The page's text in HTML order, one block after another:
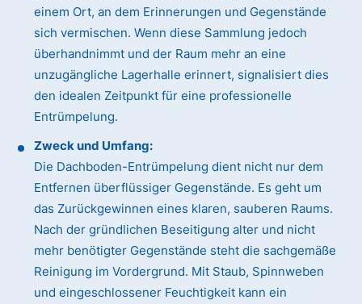
einem Ort, an dem Erinnerungen und Gegenstände
sich vermischen. Wenn diese Sammlung jedoch
überhandnimmt und der Raum mehr an eine
unzugängliche Lagerhalle erinnert, signalisiert dies
den idealen Zeitpunkt für eine professionelle
Entrümpelung.
Zweck und Umfang:
Die Dachboden-Entrümpelung dient nicht nur dem
Entfernen überflüssiger Gegenstände. Es geht um
das Zurückgewinnen eines klaren, sauberen Raums.
Nach der gründlichen Beseitigung alter und nicht
mehr benötigter Gegenstände steht die sachgemäße
Reinigung im Vordergrund. Mit Staub, Spinnweben
und eingeschlossener Feuchtigkeit kann ein